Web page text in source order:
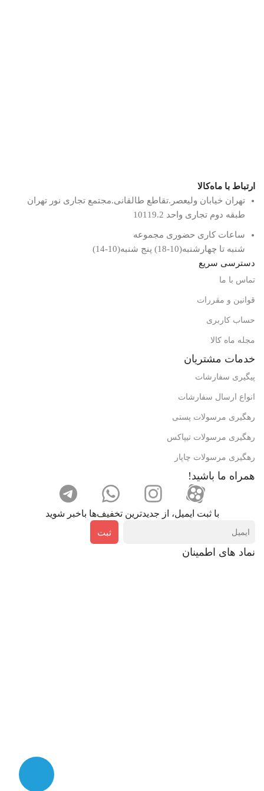
ارتباط با ماه‌کالا
تهران خیابان ولیعصر.تقاطع طالقانی.مجتمع تجاری نور تهران
طبقه دوم تجاری واحد 10119.2
ساعات کاری حضوری مجموعه
شنبه تا چهارشنبه(10-18) پنج شنبه(10-14)
دسترسی سریع
تماس با ما
قوانین و مقررات
حساب کاربری
مجله ماه کالا
خدمات مشتریان
پیگیری سفارشات
انواع ارسال سفارشات
رهگیری مرسولات پستی
رهگیری مرسولات تیپاکس
رهگیری مرسولات چاپار
همراه ما باشید!
با ثبت ایمیل، از جدید‌ترین تخفیف‌ها با‌خبر شوید
ثبت
نماد های اطمینان